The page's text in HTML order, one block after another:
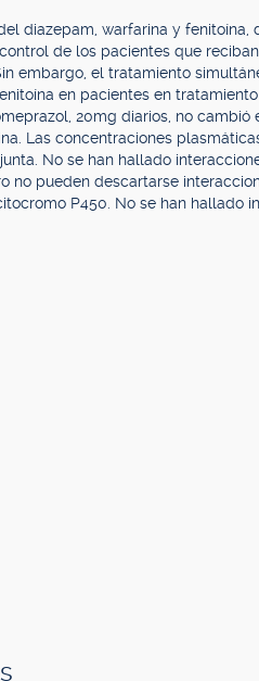
diazepam, warfarina y fenitoína,
de los pacientes que
embargo, el tratamiento
en pacientes en
20mg diarios, no
Las concentraciones
No se han hallado
no pueden descartarse
P450. No se han hallado